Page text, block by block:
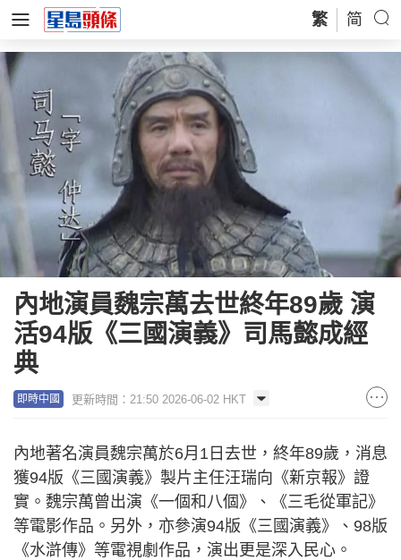
繁 简
內地演員魏宗萬去世終年89歲 演
活94版《三國演義》司馬懿成經
典
即時中國 更新時間：21:50 2026-06-02 HKT
內地著名演員魏宗萬於6月1日去世，終年89歲，消息
獲94版《三國演義》製片主任汪瑞向《新京報》證
實。魏宗萬曾出演《一個和八個》、《三毛從軍記》
等電影作品。另外，亦參演94版《三國演義》、98版
《水滸傳》等電視劇作品，演出更是深入民心。